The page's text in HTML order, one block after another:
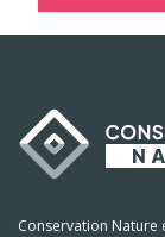
Conservation Nature